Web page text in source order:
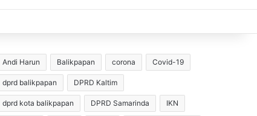
Andi Harun Balikpapan corona Covid-19
dprd balikpapan DPRD Kaltim
dprd kota balikpapan DPRD Samarinda IKN